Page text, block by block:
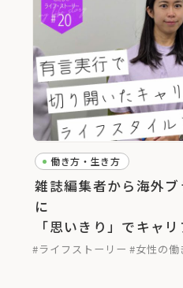
働き方・生き方
雑誌編集者から海外
に
「思いきり」でキャ
#ライフストーリー #女性の働